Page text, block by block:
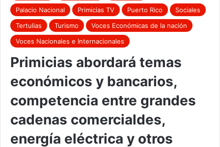
Palacio Nacional
Primicias TV Puerto Rico
Sociales
Tertulias
Turismo
Voces Económicas de la nación
Voces Nacionales e Internacionales
Primicias abordará temas
económicos y bancarios,
competencia entre grandes
cadenas comercialdes,
energía eléctrica y otros